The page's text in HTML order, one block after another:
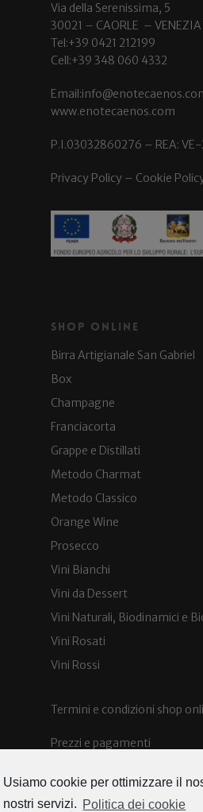
Via della Serenissima, 5
30021 – CAORLE –
Tel:+39 0421 212199
Cell:+39 348 060 4332
www.enotecaenos.com
P.I.03032860276 – REA:
Privacy Policy – Cookie
Shop Online
Birra Artigianale San Gabriel
Box
Champagne
Franciacorta
Grappe e Distillati
Metodo Charmat
Metodo Classico
Orange Wine
Prosecco
Vini Bianchi
Vini da Dessert
Vini Naturali, Biodinamici e
Vini Rosati
Vini Rossi
Termini e condizioni shop
Prezzi e pagamenti
Spedizioni e costi
Usiamo cookie per ottimizzare il
nostri servizi. Politica dei cookie